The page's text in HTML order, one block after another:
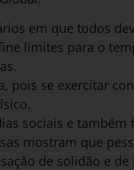
em que todos
limites para o
pois se exercitar
sociais e também
mostram que
de solidão e